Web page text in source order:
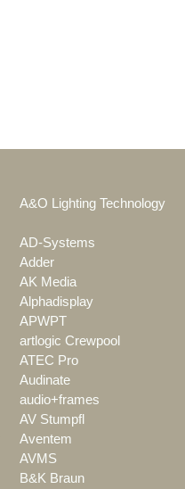
A&O Lighting Technology
AD-Systems
Adder
AK Media
Alphadisplay
APWPT
artlogic Crewpool
ATEC Pro
Audinate
audio+frames
AV Stumpfl
Aventem
AVMS
B&K Braun